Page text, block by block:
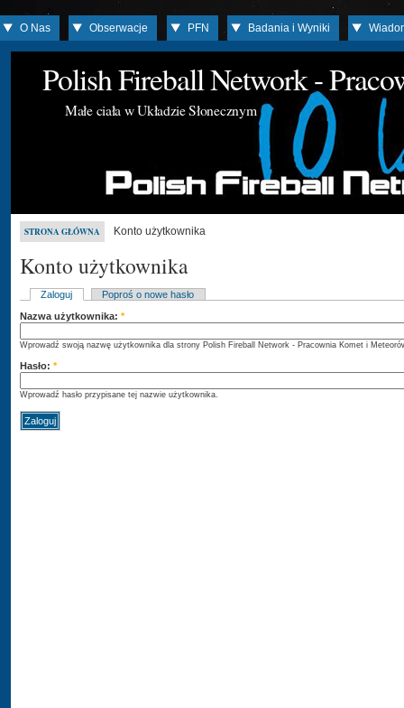
O Nas Obserwacje PFN Badania i Wyniki
Polish Fireball Network -
Małe ciała w Układzie Słonecznym
STRONA GŁÓWNA Konto użytkownika
Konto użytkownika
Zaloguj
Poproś o nowe hasło
Nazwa użytkownika: *
Wprowadź swoją nazwę użytkownika dla strony Polish Fireball Network - Pracownia Komet i
Hasło: *
Wprowadź hasło przypisane tej nazwie użytkownika.